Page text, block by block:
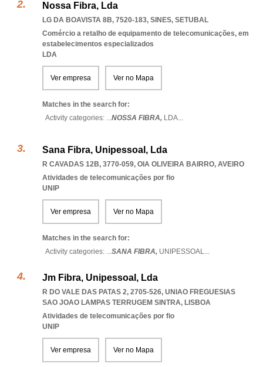
Nossa Fibra, Lda
LG DA BOAVISTA 8B, 7520-183, SINES, SETUBAL
Comércio a retalho de equipamento de telecomunicações, em
estabelecimentos especializados
LDA
Ver empresa Ver no Mapa
Matches in the search for:
Activity categories: ...NOSSA FIBRA, LDA...
Sana Fibra, Unipessoal, Lda
R CAVADAS 12B, 3770-059, OIA OLIVEIRA BAIRRO, AVEIRO
Atividades de telecomunicações por fio
UNIP
Ver empresa Ver no Mapa
Matches in the search for:
Activity categories: ...SANA FIBRA, UNIPESSOAL...
Jm Fibra, Unipessoal, Lda
R DO VALE DAS PATAS 2, 2705-526, UNIAO FREGUESIAS
SAO JOAO LAMPAS TERRUGEM SINTRA, LISBOA
Atividades de telecomunicações por fio
UNIP
Ver empresa Ver no Mapa